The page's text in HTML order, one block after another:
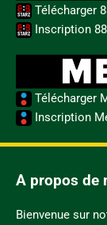
Télécharger
Inscription
Télécharger
Inscription
A propos de
Bienvenue sur